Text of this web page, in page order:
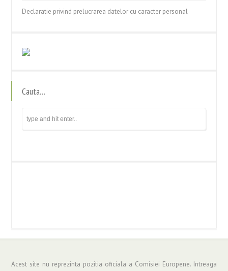
Declaratie privind prelucrarea datelor cu caracter personal
Cauta…
Acest site nu reprezinta pozitia oficiala a Comisiei Europene. Intreaga